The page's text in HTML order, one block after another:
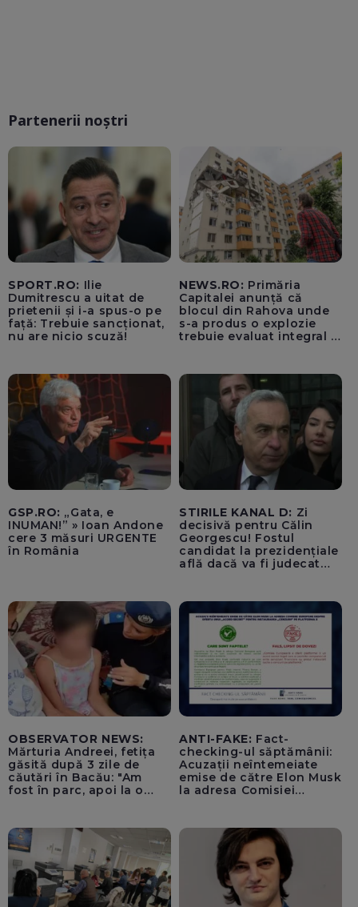
Partenerii noștri
SPORT.RO: Ilie
Dumitrescu a uitat de
prietenii și i-a spus-o pe
față: Trebuie sancționat,
nu are nicio scuză!
NEWS.RO: Primăria
Capitalei anunță că
blocul din Rahova unde
s-a produs o explozie
trebuie evaluat integral și
lucrările de punere în
siguranță a părții grav
afectate
GSP.RO: „Gata, e
INUMAN!” » Ioan Andone
cere 3 măsuri URGENTE
în România
STIRILE KANAL D: Zi
decisivă pentru Călin
Georgescu! Fostul
candidat la prezidențiale
află dacă va fi judecat
OBSERVATOR NEWS:
Mărturia Andreei, fetița
găsită după 3 zile de
căutări în Bacău: "Am
fost în parc, apoi la o
ANTI-FAKE: Fact-
checking-ul săptămânii:
Acuzații neîntemeiate
emise de către Elon Musk
la adresa Comisiei
pentru instaurarea
„cenzurii” pe platforma X